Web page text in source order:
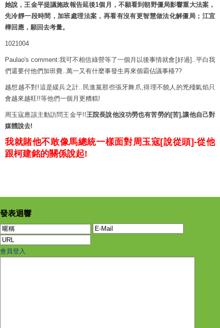
她說，王金平提議施政報告延後1個月，不願看到朝野僵局影響重大法案，
先冷靜一段時間，加班處理法案，再看有沒有更智慧做法化解僵局；江宜
樺回應，願回去考量。
1021004
Paulao's comment:我可不相信綠營等了一個月以後事情就會[好過]..平白我
們還要付他們加班費..萬一又有什麼事發生再來個霸佔議事檯??
越想越不對!這是緩兵之計..民進黨那些張牙舞爪,得理不饒人的兇殘氣焰只
會越來越旺!!等他們一個月更糟糕!
周玉寇應該主動訪問王金平!!王院長說他沒功勞也有苦勞的[苦],讓他自己對
媒體說去!
我就賭他不敢像馬總統一樣面對周玉寇[說從頭]-從他
跟柯建銘的關係說起!
發表迴響
會員登入